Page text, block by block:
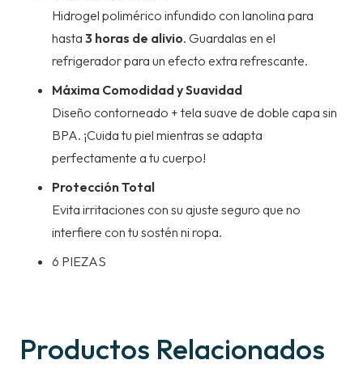
Hidrogel polimérico infundido con lanolina para
hasta 3 horas de alivio. Guardalas en el
refrigerador para un efecto extra refrescante.
Máxima Comodidad y Suavidad
Diseño contorneado + tela suave de doble capa sin
BPA. ¡Cuida tu piel mientras se adapta
perfectamente a tu cuerpo!
Protección Total
Evita irritaciones con su ajuste seguro que no
interfiere con tu sostén ni ropa.
6 PIEZAS
Productos Relacionados